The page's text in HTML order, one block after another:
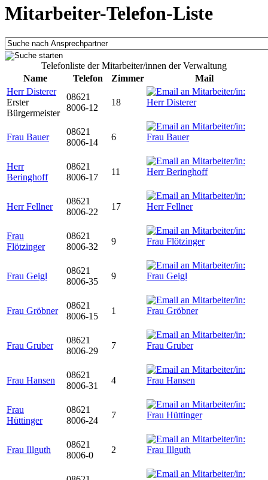
Mitarbeiter-Telefon-Liste
Telefonliste der Mitarbeiter/innen der Verwaltung
Name
Telefon Zimmer
Mail
Herr Disterer
Erster
Bürgermeister
08621
8006-12
18
Frau Bauer
08621
8006-14
6
Herr
Beringhoff
08621
8006-17
11
Herr Fellner
08621
8006-22
17
Frau
Flötzinger
08621
8006-32
9
Frau Geigl
08621
8006-35
9
Frau Gröbner
08621
8006-15
1
Frau Gruber
08621
8006-29
7
Frau Hansen
08621
8006-31
4
Frau
Hüttinger
08621
8006-24
7
Frau Illguth
08621
8006-0
2